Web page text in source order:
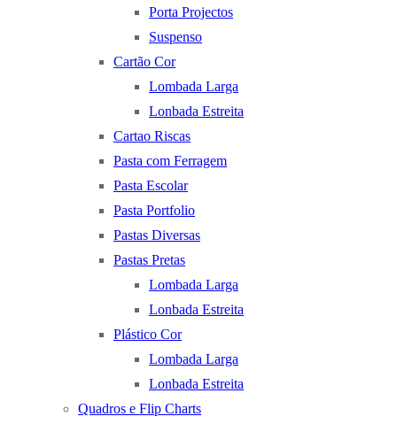
Porta Projectos
Suspenso
Cartão Cor
Lombada Larga
Lonbada Estreita
Cartao Riscas
Pasta com Ferragem
Pasta Escolar
Pasta Portfolio
Pastas Diversas
Pastas Pretas
Lombada Larga
Lonbada Estreita
Plástico Cor
Lombada Larga
Lonbada Estreita
Quadros e Flip Charts